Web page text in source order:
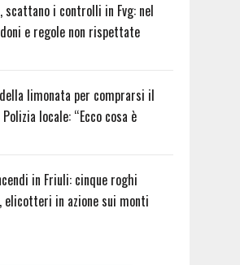
scattano i controlli in Fvg: nel
e regole non rispettate
limonata per comprarsi il
locale: “Ecco cosa è
in Friuli: cinque roghi
elicotteri in azione sui monti